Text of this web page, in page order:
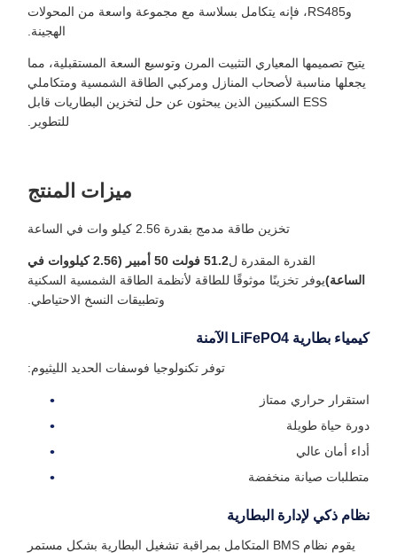
وRS485، فإنه يتكامل بسلاسة مع مجموعة واسعة من المحولات
الهجينة.
يتيح تصميمها المعياري التثبيت المرن وتوسيع السعة المستقبلية، مما
يجعلها مناسبة لأصحاب المنازل ومركبي الطاقة الشمسية ومتكاملي
ESS السكنيين الذين يبحثون عن حل لتخزين البطاريات قابل
للتطوير.
ميزات المنتج
تخزين طاقة مدمج بقدرة 2.56 كيلو وات في الساعة
القدرة المقدرة ل
51.2 فولت 50 أمبير (2.56 كيلووات في
الساعة)يوفر تخزينًا موثوقًا للطاقة لأنظمة الطاقة الشمسية السكنية
وتطبيقات النسخ الاحتياطي.
كيمياء بطارية LiFePO4 الآمنة
توفر تكنولوجيا فوسفات الحديد الليثيوم:
استقرار حراري ممتاز
دورة حياة طويلة
أداء أمان عالي
متطلبات صيانة منخفضة
نظام ذكي لإدارة البطارية
يقوم نظام BMS المتكامل بمراقبة تشغيل البطارية بشكل مستمر